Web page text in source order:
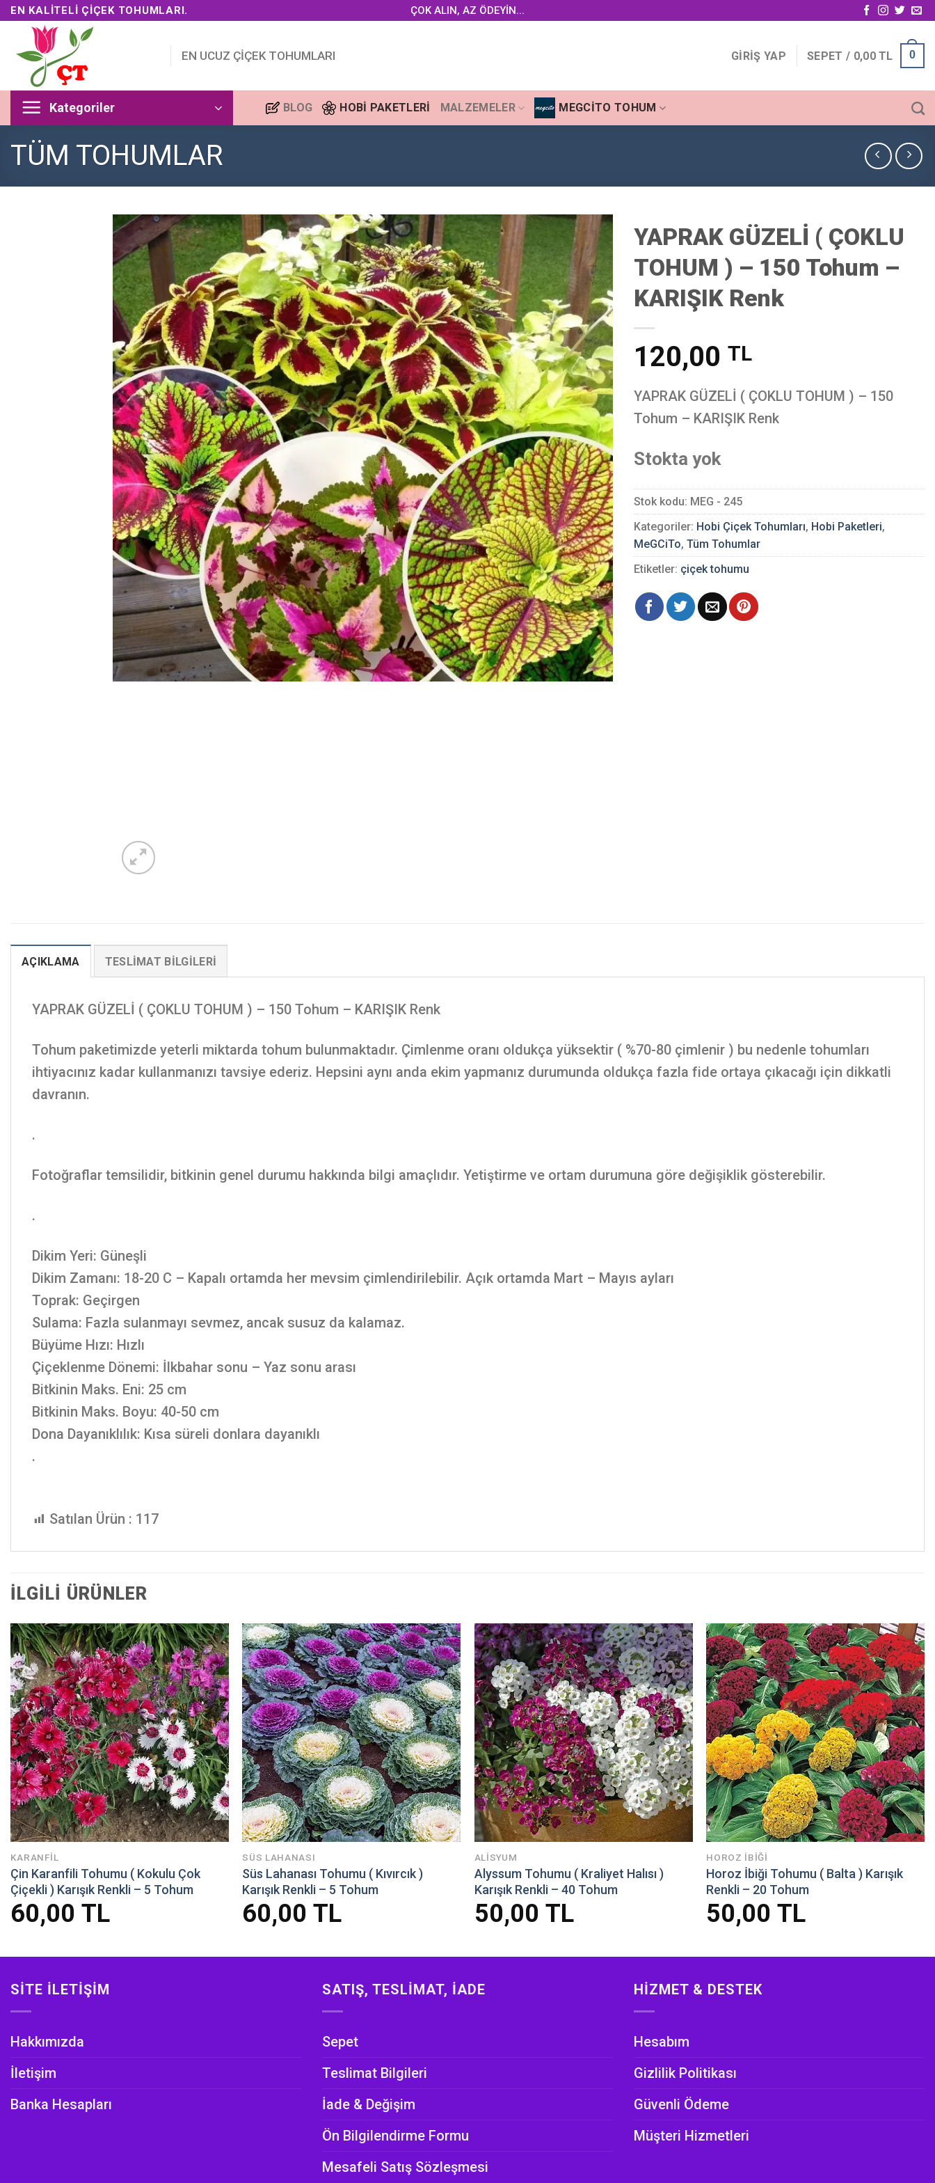
Skip
content
EN KALITELI ÇIÇEK TOHUMLARI. ÇOK ALIN, AZ ÖDEYİN...
EN UCUZ ÇİÇEK TOHUMLARI GIRIŞ YAP SEPET / 0,00TL 0
Kategoriler BLOG HOBI PAKETLERI MALZEMELER MEGCITO TOHUM
TÜM TOHUMLAR
YAPRAK GÜZELİ ( ÇOKLU
TOHUM ) – 150 Tohum –
KARIŞIK Renk
120,00 TL
YAPRAK GÜZELİ ( ÇOKLU TOHUM ) – 150
Tohum – KARIŞIK Renk
Stokta yok
Stok kodu: MEG - 245
Kategoriler: Hobi Çiçek Tohumları, Hobi Paketleri,
MeGCiTo, Tüm Tohumlar
Etiketler: çiçek tohumu
AÇIKLAMA TESLIMAT BILGILERI
YAPRAK GÜZELİ ( ÇOKLU TOHUM ) – 150 Tohum – KARIŞIK Renk
Tohum paketimizde yeterli miktarda tohum bulunmaktadır. Çimlenme oranı oldukça yüksektir ( %70-80 çimlenir ) bu nedenle tohumları
ihtiyacınız kadar kullanmanızı tavsiye ederiz. Hepsini aynı anda ekim yapmanız durumunda oldukça fazla fide ortaya çıkacağı için dikkatli
davranın.
.
Fotoğraflar temsilidir, bitkinin genel durumu hakkında bilgi amaçlıdır. Yetiştirme ve ortam durumuna göre değişiklik gösterebilir.
.
Dikim Yeri: Güneşli
Dikim Zamanı: 18-20 C – Kapalı ortamda her mevsim çimlendirilebilir. Açık ortamda Mart – Mayıs ayları
Toprak: Geçirgen
Sulama: Fazla sulanmayı sevmez, ancak susuz da kalamaz.
Büyüme Hızı: Hızlı
Çiçeklenme Dönemi: İlkbahar sonu – Yaz sonu arası
Bitkinin Maks. Eni: 25 cm
Bitkinin Maks. Boyu: 40-50 cm
Dona Dayanıklılık: Kısa süreli donlara dayanıklı
.
Satılan Ürün : 117
İLGILI ÜRÜNLER
KARANFİL
Çin Karanfili Tohumu ( Kokulu Çok
Çiçekli ) Karışık Renkli – 5 Tohum
60,00 TL
SÜS LAHANASI
Süs Lahanası Tohumu ( Kıvırcık )
Karışık Renkli – 5 Tohum
60,00TL
ALISYUM
Alyssum Tohumu ( Kraliyet Halısı )
Karışık Renkli – 40 Tohum
50,00 TL
HOROZ İBIĞI
Horoz İbiği Tohumu ( Balta ) Karışık
Renkli – 20 Tohum
50,00TL
SITE İLETIŞIM
Hakkımızda
İletişim
Banka Hesapları
SATIŞ, TESLIMAT, İADE
Sepet
Teslimat Bilgileri
İade & Değişim
Ön Bilgilendirme Formu
Mesafeli Satış Sözleşmesi
HIZMET & DESTEK
Hesabım
Gizlilik Politikası
Güvenli Ödeme
Müşteri Hizmetleri